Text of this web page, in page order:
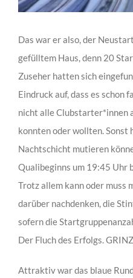
Das war er also, der
gefülltem Haus, denn 20
Zuseher hatten sich
Eindruck auf, dass es schon
nicht alle Clubstarter*innen
konnten oder wollten. Sonst
Nachtschicht mutieren
Qualibeginns um 19:45 Uhr
Trotz allem kann oder muss
darüber nachdenken, die
sofern die
Der Fluch des Erfolgs.
Attraktiv war das blaue